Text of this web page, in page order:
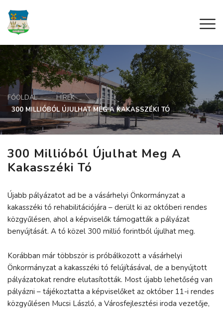
FŐOLDAL
HÍREK
300 MILLIÓBÓL ÚJULHAT MEG A KAKASSZÉKI TÓ
300 Millióból Újulhat Meg A
Kakasszéki Tó
Újabb pályázatot ad be a vásárhelyi Önkormányzat a
kakasszéki tó rehabilitációjára – derült ki az októberi rendes
közgyűlésen, ahol a képviselők támogatták a pályázat
benyújtását. A tó közel 300 millió forintból újulhat meg.
Korábban már többször is próbálkozott a vásárhelyi
Önkormányzat a kakasszéki tó felújításával, de a benyújtott
pályázatokat rendre elutasították. Most újabb lehetőség van
pályázni – tájékoztatta a képviselőket az október 11-i rendes
közgyűlésen Mucsi László, a Városfejlesztési iroda vezetője,